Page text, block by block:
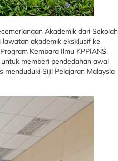
Akademik dari Sekolah
lawatan akademik eksklusif ke
Kembara Ilmu KPPIANS
memberi pendedahan awal
menduduki Sijil Pelajaran Malaysia